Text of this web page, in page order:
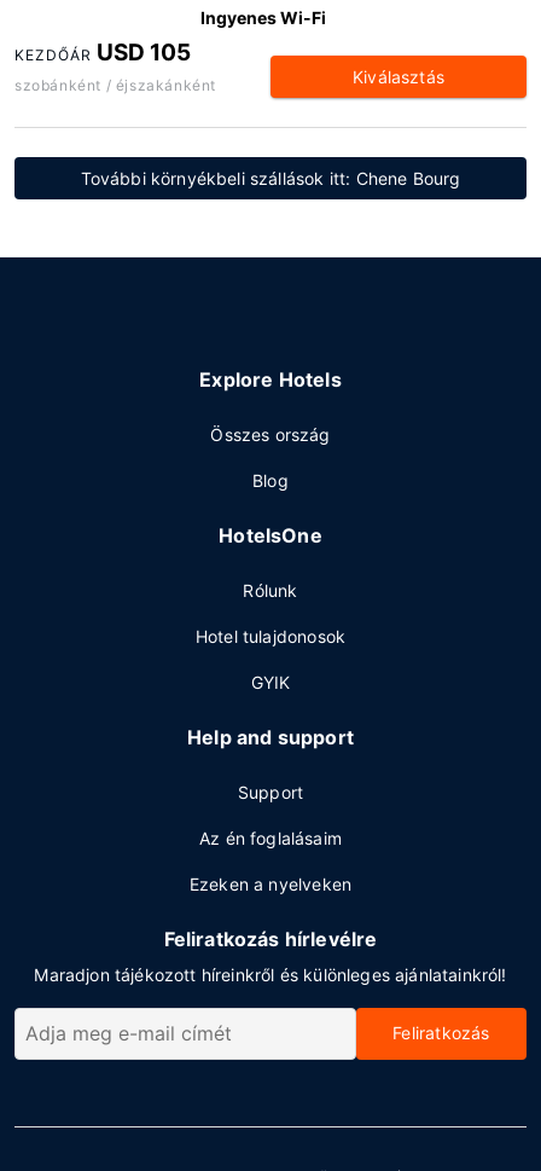
Ingyenes Wi-Fi
KEZDŐÁR USD 105
szobánként / éjszakánként Kiválasztás
További környékbeli szállások itt: Chene Bourg
Explore Hotels
Összes ország
Blog
HotelsOne
Rólunk
Hotel tulajdonosok
GYIK
Help and support
Support
Az én foglalásaim
Ezeken a nyelveken
Feliratkozás hírlevélre
Maradjon tájékozott híreinkről és különleges ajánlatainkról!
Feliratkozás